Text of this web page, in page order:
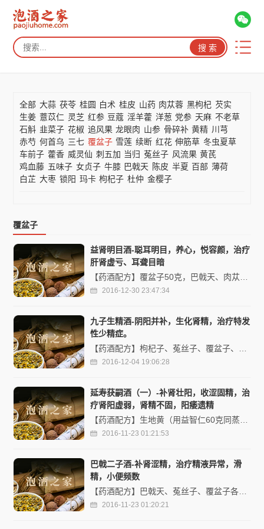
全部 大蒜 茯苓 桂圆 白术 桂皮 山药 肉苁蓉 黑枸杞 芡实
生姜 薏苡仁 灵芝 红参 豆蔻 淫羊藿 洋葱 党参 天麻 不老草
石斛 韭菜子 花椒 追风果 龙眼肉 山参 骨碎补 黄精 川芎
赤芍 何首乌 三七 覆盆子 雪莲 续断 红花 伸筋草 冬虫夏草
车前子 藿香 威灵仙 刺五加 当归 菟丝子 风流果 黄芪
鸡血藤 五味子 女贞子 牛膝 巴戟天 陈皮 半夏 百部 薄荷
白芷 大枣 锁阳 玛卡 枸杞子 杜仲 金樱子
覆盆子
益肾明目酒-聪耳明目，养心，悦容颜，治疗
肝肾虚亏、耳聋目暗
2016-12-30 23:47:34
九子生精酒-阴阳并补，生化肾精，治疗特发
性少精症。
2016-12-04 19:06:28
延寿获嗣酒（一）-补肾壮阳，收涩固精，治
疗肾阳虚弱，肾精不固，阳痿遗精
2016-11-23 01:21:53
巴戟二子酒-补肾涩精，治疗精液异常，滑
精，小便频数
2016-11-23 01:20:21